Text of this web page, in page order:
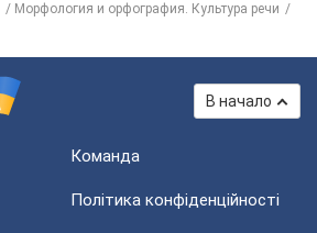
Морфология и орфография. Культура речи
В начало
Команда
Політика конфіденційності